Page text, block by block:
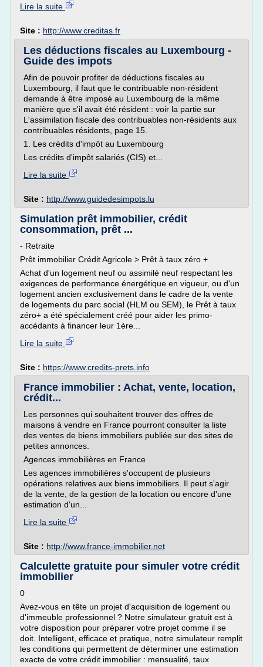
Lire la suite
Site : http://www.creditas.fr
Les déductions fiscales au Luxembourg -
Guide des impots
Afin de pouvoir profiter de déductions fiscales au
Luxembourg, il faut que le contribuable non-résident
demande à être imposé au Luxembourg de la même
manière que s'il avait été résident : voir la partie sur
L'assimilation fiscale des contribuables non-résidents aux
contribuables résidents, page 15.
1. Les crédits d'impôt au Luxembourg
Les crédits d'impôt salariés (CIS) et...
Lire la suite
Site : http://www.guidedesimpots.lu
Simulation prêt immobilier, crédit
consommation, prêt ...
- Retraite
Prêt immobilier Crédit Agricole > Prêt à taux zéro +
Achat d'un logement neuf ou assimilé neuf respectant les
exigences de performance énergétique en vigueur, ou d'un
logement ancien exclusivement dans le cadre de la vente
de logements du parc social (HLM ou SEM), le Prêt à taux
zéro+ a été spécialement créé pour aider les primo-
accédants à financer leur 1ère...
Lire la suite
Site : https://www.credits-prets.info
France immobilier : Achat, vente, location,
crédit...
Les personnes qui souhaitent trouver des offres de
maisons à vendre en France pourront consulter la liste
des ventes de biens immobiliers publiée sur des sites de
petites annonces.
Agences immobilières en France
Les agences immobilières s'occupent de plusieurs
opérations relatives aux biens immobiliers. Il peut s'agir
de la vente, de la gestion de la location ou encore d'une
estimation d'un...
Lire la suite
Site : http://www.france-immobilier.net
Calculette gratuite pour simuler votre crédit
immobilier
0
Avez-vous en tête un projet d'acquisition de logement ou
d'immeuble professionnel ? Notre simulateur gratuit est à
votre disposition pour préparer votre projet comme il se
doit. Intelligent, efficace et pratique, notre simulateur remplit
les conditions qui permettent de déterminer une estimation
exacte de votre crédit immobilier : mensualité, taux